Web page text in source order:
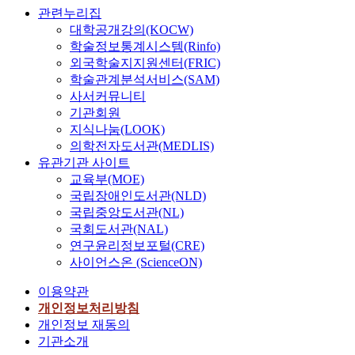
관련누리집
대학공개강의(KOCW)
학술정보통계시스템(Rinfo)
외국학술지지원센터(FRIC)
학술관계분석서비스(SAM)
사서커뮤니티
기관회원
지식나눔(LOOK)
의학전자도서관(MEDLIS)
유관기관 사이트
교육부(MOE)
국립장애인도서관(NLD)
국립중앙도서관(NL)
국회도서관(NAL)
연구윤리정보포털(CRE)
사이언스온 (ScienceON)
이용약관
개인정보처리방침
개인정보 재동의
기관소개